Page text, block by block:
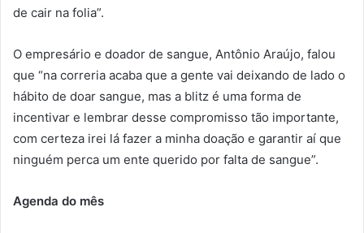
de cair na folia”.
O empresário e doador de sangue, Antônio Araújo, falou
que “na correria acaba que a gente vai deixando de lado o
hábito de doar sangue, mas a blitz é uma forma de
incentivar e lembrar desse compromisso tão importante,
com certeza irei lá fazer a minha doação e garantir aí que
ninguém perca um ente querido por falta de sangue”.
Agenda do mês